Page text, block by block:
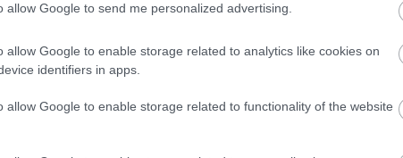
allow Google to send me personalized advertising.
allow Google to enable storage related to analytics like cookies on
identifiers in apps.
allow Google to enable storage related to functionality of the website
a kormány a költségvetési tervezet szerint,
viszont a 11 százalékos
vel, és együttműködési
érdekeit is képviselni fogja, és támogatja
valamint a döntéshozók és a nyugdíjas